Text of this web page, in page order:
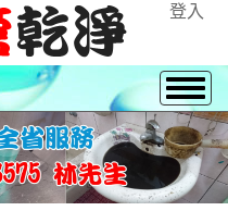
登入